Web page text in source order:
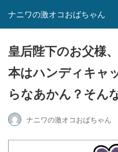
ナニワの激オコおばちゃん
皇后陛下のお父様
本はハンディキャ
らなあかん？そん
ナニワの激オコおばちゃん